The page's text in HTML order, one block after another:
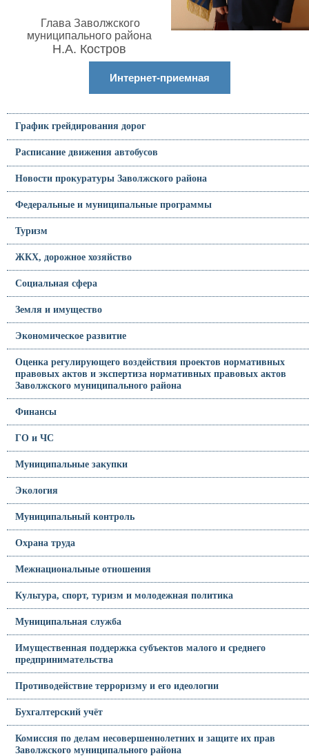
Глава Заволжского
муниципального района
Н.А. Костров
Интернет-приемная
График грейдирования дорог
Расписание движения автобусов
Новости прокуратуры Заволжского района
Федеральные и муниципальные программы
Туризм
ЖКХ, дорожное хозяйство
Социальная сфера
Земля и имущество
Экономическое развитие
Оценка регулирующего воздействия проектов нормативных
правовых актов и экспертиза нормативных правовых актов
Заволжского муниципального района
Финансы
ГО и ЧС
Муниципальные закупки
Экология
Муниципальный контроль
Охрана труда
Межнациональные отношения
Культура, спорт, туризм и молодежная политика
Муниципальная служба
Имущественная поддержка субъектов малого и среднего
предпринимательства
Противодействие терроризму и его идеологии
Бухгалтерский учёт
Комиссия по делам несовершеннолетних и защите их прав
Заволжского муниципального района